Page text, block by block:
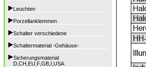
Leuchten
Porzellanklemmen
Schalter verschiedene
Schaltermaterial -Gehäuse-
Sicherungsmaterial
D,CH,EU,F,GB,I,USA